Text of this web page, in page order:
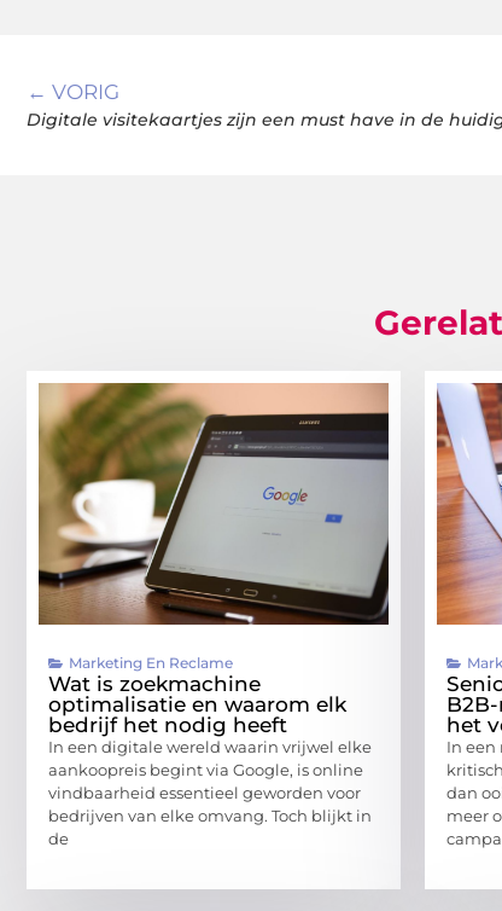
← VORIG
Digitale visitekaartjes zijn een must have in de
Marketing En Reclame
Wat is zoekmachine
optimalisatie en waarom elk
bedrijf het nodig heeft
In een digitale wereld waarin vrijwel elke
aankoopreis begint via Google, is online
vindbaarheid essentieel geworden voor
bedrijven van elke omvang. Toch blijkt in
de
het
In een
dan
meer